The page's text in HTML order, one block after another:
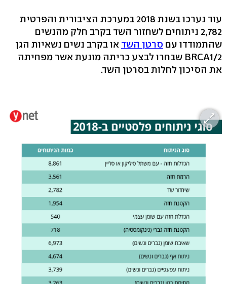
עוד נערכו בשנת 2018 במערכת הציבורית והפרטית
2,782 ניתוחים לשחזור השד בקרב חלק מהנשים
שהתמודדו עם סרטן השד או בקרב נשים נשאיות הגן
BRCA1/2 שבחרו לבצע כריתה מונעת אשר מפחיתה
את הסיכון לחלות בסרטן השד.